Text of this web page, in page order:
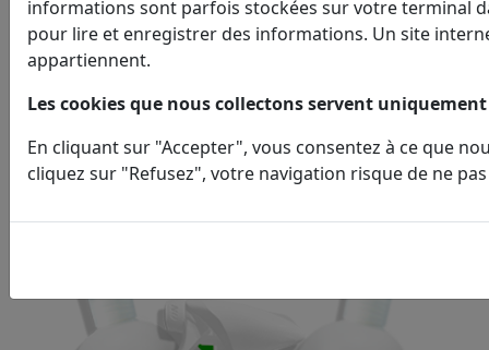
informations sont parfois stockées sur votre terminal
pour lire et enregistrer des informations. Un site
appartiennent.
Les cookies que nous collectons servent
En cliquant sur "Accepter", vous consentez à ce que
cliquez sur "Refusez", votre navigation risque de ne